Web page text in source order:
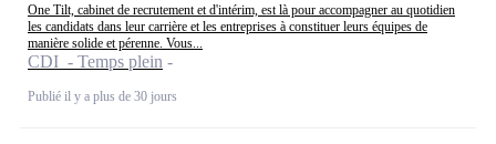
One Tilt, cabinet de recrutement et d'intérim, est là pour accompagner au quotidien
les candidats dans leur carrière et les entreprises à constituer leurs équipes de
manière solide et pérenne. Vous...
CDI - Temps plein
Publié il y a plus de 30 jours